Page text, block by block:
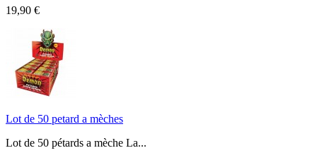
19,90 €
Lot de 50 petard a mèches
Lot de 50 pétards a mèche La...